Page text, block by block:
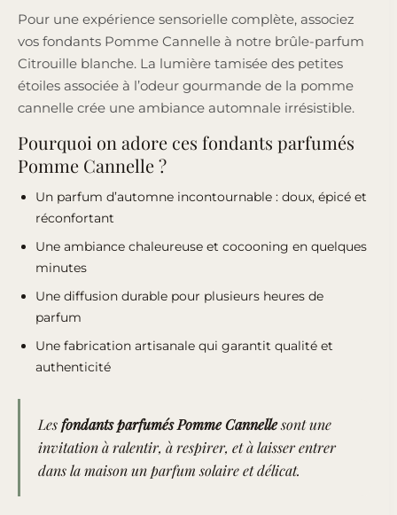
Pour une expérience sensorielle complète, associez
vos fondants Pomme Cannelle à notre brûle-parfum
Citrouille blanche. La lumière tamisée des petites
étoiles associée à l’odeur gourmande de la pomme
cannelle crée une ambiance automnale irrésistible.
Pourquoi on adore ces fondants parfumés
Pomme Cannelle ?
Un parfum d’automne incontournable : doux, épicé et
réconfortant
Une ambiance chaleureuse et cocooning en quelques
minutes
Une diffusion durable pour plusieurs heures de
parfum
Une fabrication artisanale qui garantit qualité et
authenticité
Lesfondants parfumés Pomme Cannellesont une
invitation à ralentir, à respirer, et à laisser entrer
dans la maison un parfum solaire et délicat.